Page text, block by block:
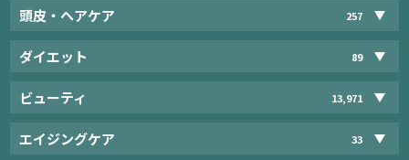
頭皮・ヘアケア 257
ダイエット 89
ビューティ 13,971
エイジングケア 33